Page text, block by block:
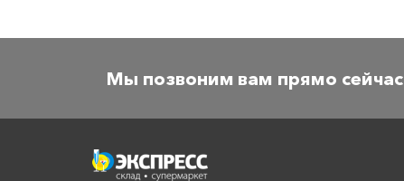
Мы позвоним вам прямо сейчас